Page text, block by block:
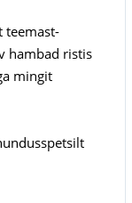
teemast-
hambad ristis
mingit